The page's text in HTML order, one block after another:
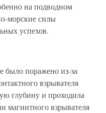
на подводном
морские силы
успехов.
было поражено из-за
взрывателя
глубину и проходила
магнитного взрывателя